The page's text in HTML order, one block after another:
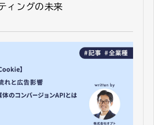
ィングの未来